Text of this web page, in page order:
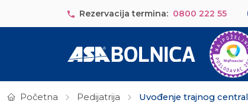
Rezervacija termina: 0800 222 55
Početna Pedijatrija Uvođenje trajnog